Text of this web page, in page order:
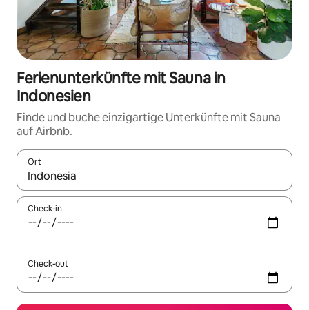
Ferienunterkünfte mit Sauna in
Indonesien
Finde und buche einzigartige Unterkünfte mit Sauna
auf Airbnb.
Ort
Wenn Ergebnisse verfügbar sind, navigiere mit den
Check-in
Check-out